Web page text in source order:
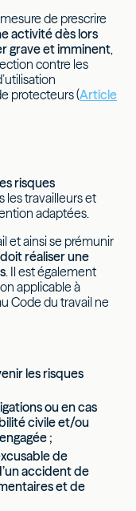
de prescrire
activité dès lors
grave et imminent,
contre les
protecteurs (Article
risques
les travailleurs et
adaptées.
et ainsi se prémunir
réaliser une
. Il est également
applicable à
Code du travail ne
les risques
ou en cas
civile et/ou
;
de
accident de
et de